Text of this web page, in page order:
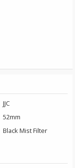
JJC
52mm
Black Mist Filter